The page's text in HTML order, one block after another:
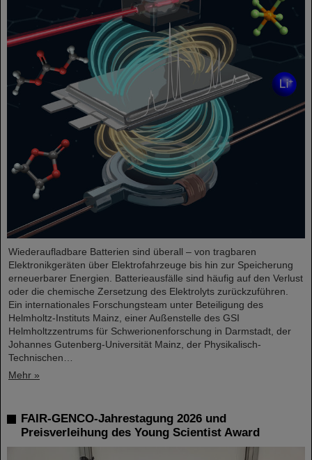
Wiederaufladbare Batterien sind überall – von tragbaren
Elektronikgeräten über Elektrofahrzeuge bis hin zur Speicherung
erneuerbarer Energien. Batterieausfälle sind häufig auf den Verlust
oder die chemische Zersetzung des Elektrolyts zurückzuführen.
Ein internationales Forschungsteam unter Beteiligung des
Helmholtz-Instituts Mainz, einer Außenstelle des GSI
Helmholtzzentrums für Schwerionenforschung in Darmstadt, der
Johannes Gutenberg-Universität Mainz, der Physikalisch-
Technischen…
Mehr »
FAIR-GENCO-Jahrestagung 2026 und
Preisverleihung des Young Scientist Award